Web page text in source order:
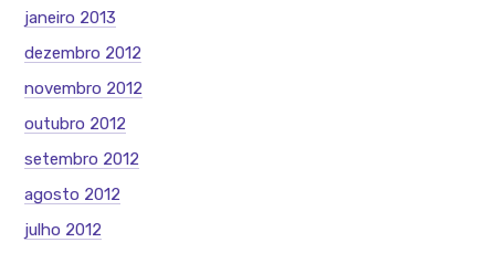
janeiro 2013
dezembro 2012
novembro 2012
outubro 2012
setembro 2012
agosto 2012
julho 2012